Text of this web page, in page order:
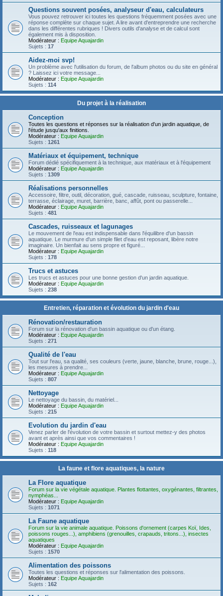
Questions souvent posées, analyseur d'eau, calculateurs
Vous pouvez retrouver ici toutes les questions fréquemment posées avec une
réponse complète sur chaque sujet. A lire avant d'entreprendre une recherche
dans les différentes rubriques ! Divers outils d'analyse et de calcul sont
également mis à disposition.
Modérateur : Equipe Aquajardin
Sujets : 17
Aidez-moi svp!
Un problème avec l'utilisation du forum, de l'album photos ou du site en général
? Laissez ici votre message...
Modérateur : Equipe Aquajardin
Sujets : 114
Du projet à la réalisation
Conception
Toutes les questions et réponses sur la réalisation d'un jardin aquatique, de
l'étude jusqu'aux finitions.
Modérateur : Equipe Aquajardin
Sujets : 1261
Matériaux et équipement, technique
Forum dédié spécifiquement à la technique, aux matériaux et à l'équipement
Modérateur : Equipe Aquajardin
Sujets : 1309
Réalisations personnelles
Accessoire, filtre, outil, décoration, gué, cascade, ruisseau, sculpture, fontaine,
terrasse, éclairage, muret, barrière, banc, affût, pont ou passerelle...
Modérateur : Equipe Aquajardin
Sujets : 481
Cascades, ruisseaux et lagunages
Le mouvement de l'eau est indispensable dans l'équilibre d'un bassin
aquatique. Le murmure d'un simple filet d'eau est reposant, libère notre
imaginaire. Un bienfait au sens propre et figuré...
Modérateur : Equipe Aquajardin
Sujets : 178
Trucs et astuces
Les trucs et astuces pour une bonne gestion d'un jardin aquatique.
Modérateur : Equipe Aquajardin
Sujets : 238
Entretien, réparation et évolution du jardin d'eau
Rénovation/restauration
Forum sur la rénovation d'un bassin aquatique ou d'un étang.
Modérateur : Equipe Aquajardin
Sujets : 271
Qualité de l'eau
Tout sur l'eau, sa qualité, ses couleurs (verte, jaune, blanche, brune, rouge...),
les mesures à prendre...
Modérateur : Equipe Aquajardin
Sujets : 807
Nettoyage
Le nettoyage du bassin, du matériel...
Modérateur : Equipe Aquajardin
Sujets : 215
Evolution du jardin d'eau
Venez parler de l'évolution de votre bassin et surtout mettez-y des photos
avant et après ainsi que vos commentaires !
Modérateur : Equipe Aquajardin
Sujets : 118
La faune et flore aquatiques, la nature
La Flore aquatique
Forum sur la vie végétale aquatique. Plantes flottantes, oxygénantes, filtrantes,
nymphéas...
Modérateur : Equipe Aquajardin
Sujets : 1071
La Faune aquatique
Forum sur la vie animale aquatique. Poissons d'ornement (carpes Koï, Ides,
poissons rouges...), amphibiens (grenouilles, crapauds, tritons...), insectes
aquatiques
Modérateur : Equipe Aquajardin
Sujets : 1570
Alimentation des poissons
Toutes les questions et réponses sur l'alimentation des poissons.
Modérateur : Equipe Aquajardin
Sujets : 162